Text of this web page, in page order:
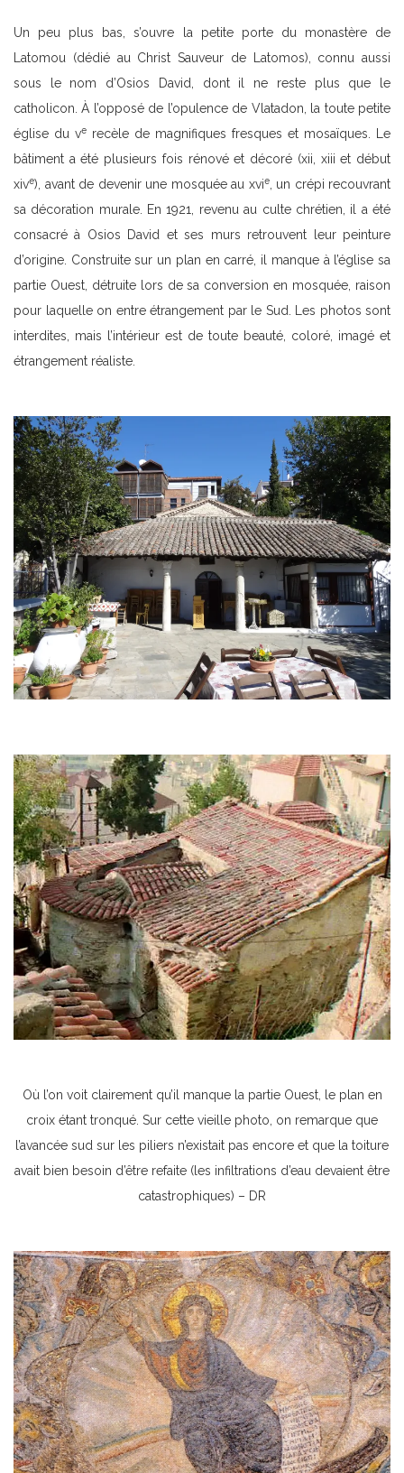
Un peu plus bas, s’ouvre la petite porte du monastère de
Latomou (dédié au Christ Sauveur de Latomos), connu aussi
sous le nom d’Osios David, dont il ne reste plus que le
catholicon. À l’opposé de l’opulence de Vlatadon, la toute petite
église du ve recèle de magnifiques fresques et mosaïques. Le
bâtiment a été plusieurs fois rénové et décoré (xii, xiii et début
xive), avant de devenir une mosquée au xvie, un crépi recouvrant
sa décoration murale. En 1921, revenu au culte chrétien, il a été
consacré à Osios David et ses murs retrouvent leur peinture
d’origine. Construite sur un plan en carré, il manque à l’église sa
partie Ouest, détruite lors de sa conversion en mosquée, raison
pour laquelle on entre étrangement par le Sud. Les photos sont
interdites, mais l’intérieur est de toute beauté, coloré, imagé et
étrangement réaliste.
Où l’on voit clairement qu’il manque la partie Ouest, le plan en
croix étant tronqué. Sur cette vieille photo, on remarque que
l’avancée sud sur les piliers n’existait pas encore et que la toiture
avait bien besoin d’être refaite (les infiltrations d’eau devaient être
catastrophiques) – DR